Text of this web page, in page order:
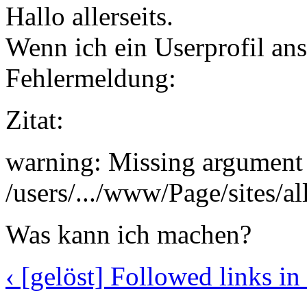
Hallo allerseits.
Wenn ich ein Userprofil
Fehlermeldung:
Zitat:
warning: Missing
/users/.../www/Page/sites/
Was kann ich machen?
‹ [gelöst] Followed links in